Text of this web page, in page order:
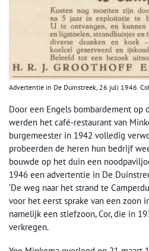
Advertentie in De Duinstreek, 26 juli 1946.
Door een Engels bombardement op
werden het café-restaurant van
burgemeester in 1942 volledig
probeerden de heren hun bedrijf
bouwde op het duin een
1946 een advertentie in De
‘De weg naar het strand te
voor het eerst sprake van een zoon
namelijk een stiefzoon, Cor, die in
verkregen.